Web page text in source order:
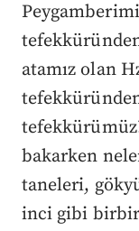
atamız olan
bakarken
taneleri,
inci gibi